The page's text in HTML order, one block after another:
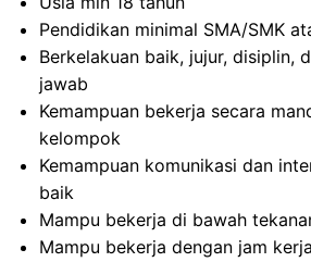
Pendidikan minimal SMA/SMK
Berkelakuan baik, jujur, disiplin,
jawab
Kemampuan bekerja secara
kelompok
Kemampuan komunikasi dan
baik
Mampu bekerja di bawah
Mampu bekerja dengan jam